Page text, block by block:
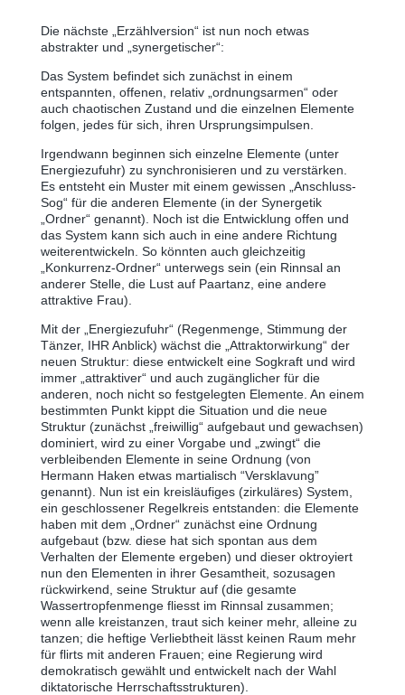
Die nächste „Erzählversion“ ist nun noch etwas
abstrakter und „synergetischer“:
Das System befindet sich zunächst in einem
entspannten, offenen, relativ „ordnungsarmen“ oder
auch chaotischen Zustand und die einzelnen Elemente
folgen, jedes für sich, ihren Ursprungsimpulsen.
Irgendwann beginnen sich einzelne Elemente (unter
Energiezufuhr) zu synchronisieren und zu verstärken.
Es entsteht ein Muster mit einem gewissen „Anschluss-
Sog“ für die anderen Elemente (in der Synergetik
„Ordner“ genannt). Noch ist die Entwicklung offen und
das System kann sich auch in eine andere Richtung
weiterentwickeln. So könnten auch gleichzeitig
„Konkurrenz-Ordner“ unterwegs sein (ein Rinnsal an
anderer Stelle, die Lust auf Paartanz, eine andere
attraktive Frau).
Mit der „Energiezufuhr“ (Regenmenge, Stimmung der
Tänzer, IHR Anblick) wächst die „Attraktorwirkung“ der
neuen Struktur: diese entwickelt eine Sogkraft und wird
immer „attraktiver“ und auch zugänglicher für die
anderen, noch nicht so festgelegten Elemente. An einem
bestimmten Punkt kippt die Situation und die neue
Struktur (zunächst „freiwillig“ aufgebaut und gewachsen)
dominiert, wird zu einer Vorgabe und „zwingt“ die
verbleibenden Elemente in seine Ordnung (von
Hermann Haken etwas martialisch “Versklavung”
genannt). Nun ist ein kreisläufiges (zirkuläres) System,
ein geschlossener Regelkreis entstanden: die Elemente
haben mit dem „Ordner“ zunächst eine Ordnung
aufgebaut (bzw. diese hat sich spontan aus dem
Verhalten der Elemente ergeben) und dieser oktroyiert
nun den Elementen in ihrer Gesamtheit, sozusagen
rückwirkend, seine Struktur auf (die gesamte
Wassertropfenmenge fliesst im Rinnsal zusammen;
wenn alle kreistanzen, traut sich keiner mehr, alleine zu
tanzen; die heftige Verliebtheit lässt keinen Raum mehr
für flirts mit anderen Frauen; eine Regierung wird
demokratisch gewählt und entwickelt nach der Wahl
diktatorische Herrschaftsstrukturen).